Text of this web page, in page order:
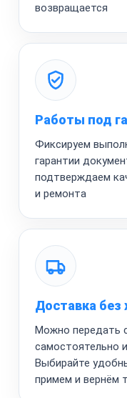
возвращается
Работы под
Фиксируем
гарантии
подтверждаем
и ремонта
Доставка без
Можно передать
самостоятельно
Выбирайте
примем и вернём